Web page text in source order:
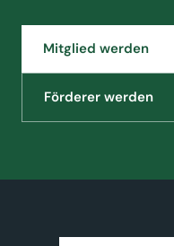
Mitglied werden
Förderer werden